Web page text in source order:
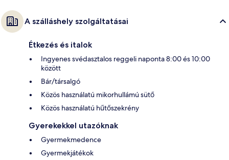
A szálláshely szolgáltatásai
Étkezés és italok
Ingyenes svédasztalos reggeli naponta 8:00 és 10:00
között
Bár/társalgó
Közös használatú mikorhullámú sütő
Közös használatú hűtőszekrény
Gyerekekkel utazóknak
Gyermekmedence
Gyermekjátékok